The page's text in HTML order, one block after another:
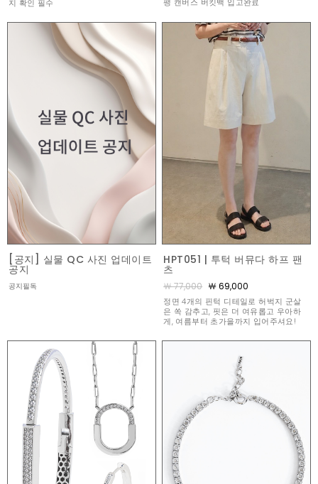
지 확인 필수
팽 캔버스 버킷백 입고완료
[공지] 실물 QC 사진 업데이트
공지
공지필독
HPT051 | 투턱 버뮤다 하프 팬
츠
￦ 77,000 ￦ 69,000
정면 4개의 핀턱 디테일로 허벅지 군살
은 쏙 감추고, 핏은 더 여유롭고 우아하
게, 여름부터 초가을까지 입어주셔요!